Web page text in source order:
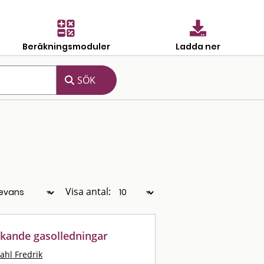
Beräkningsmoduler Ladda ner
Visa antal:
gasolledningar
Fredrik